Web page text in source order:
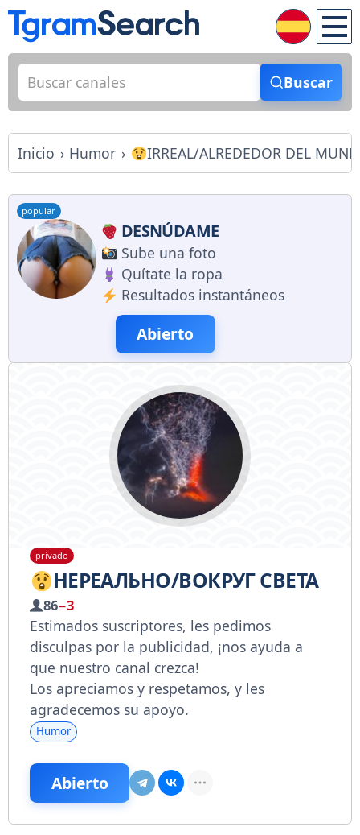
Buscar
Inicio Humor IRREAL/ALREDEDOR DEL
popular
DESNÚDAME
Sube una foto
Quítate la ropa
Resultados instantáneos
Abierto
privado
НЕРЕАЛЬНО/ВОКРУГ СВЕТА
86−3
Estimados suscriptores, les pedimos
disculpas por la publicidad, ¡nos ayuda a
que nuestro canal crezca!
Los apreciamos y respetamos, y les
agradecemos su apoyo.
Humor
Abierto